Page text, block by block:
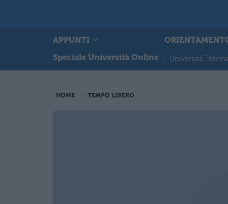
APPUNTI
Speciale Università Online
Università
HOME TEMPO LIBERO